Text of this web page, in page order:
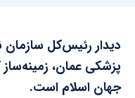
دیدار رئیس‌کل
پزشکی عمان،
جهان اسلام است.